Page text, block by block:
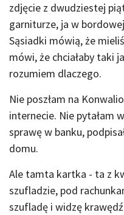
zdjęcie z dwudziestej
garniturze, ja w
Sąsiadki mówią, że
mówi, że chciałaby taki
rozumiem dlaczego.
Nie poszłam na
internecie. Nie pytałam
sprawę w banku,
domu.
Ale tamta kartka - ta z
szufladzie, pod
szufladę i widzę